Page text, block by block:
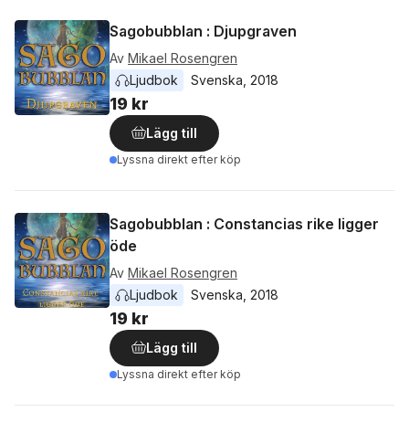
Sagobubblan : Djupgraven
Av Mikael Rosengren
Ljudbok
Svenska 2018
19 kr
Lägg till
Lyssna direkt efter köp
Sagobubblan : Constancias rike ligger
öde
Av Mikael Rosengren
Ljudbok
Svenska 2018
19 kr
Lägg till
Lyssna direkt efter köp